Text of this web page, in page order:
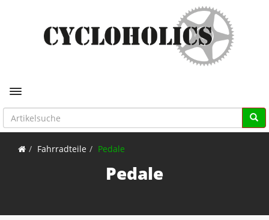
Toggle navigation
Fahrradteile Pedale
Pedale